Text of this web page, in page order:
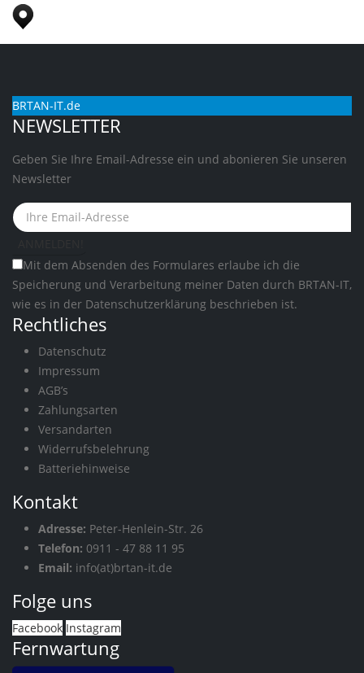
BRTAN-IT.de
NEWSLETTER
Geben Sie Ihre Email-Adresse ein und abonieren Sie unseren
Newsletter
Mit dem Absenden des Formulares erlaube ich die
Speicherung und Verarbeitung meiner Daten durch BRTAN-IT,
wie es in der Datenschutzerklärung beschrieben ist.
Rechtliches
Datenschutz
Impressum
AGB’s
Zahlungsarten
Versandarten
Widerrufsbelehrung
Batteriehinweise
Kontakt
Adresse: Peter-Henlein-Str. 26
Telefon: 0911 - 47 88 11 95
Email: info(at)brtan-it.de
Folge uns
Facebook Instagram
Fernwartung